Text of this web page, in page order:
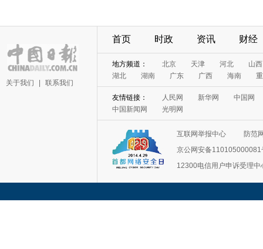
关于我们 联系我们
首页 时政 资讯 财经
地方频道： 北京 天津 河北
山西
湖北
湖南 广东 广西 海南
友情链接： 人民网 新华网
中国网
中国新闻网
光明网
互联网举报中心
防范
京公网安备110105000081
12300电信用户申诉受理中